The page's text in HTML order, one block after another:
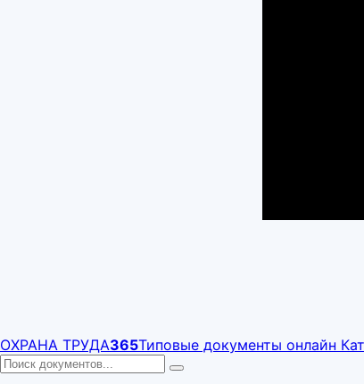
ОХРАНА ТРУДА365Типовые документы онлайн